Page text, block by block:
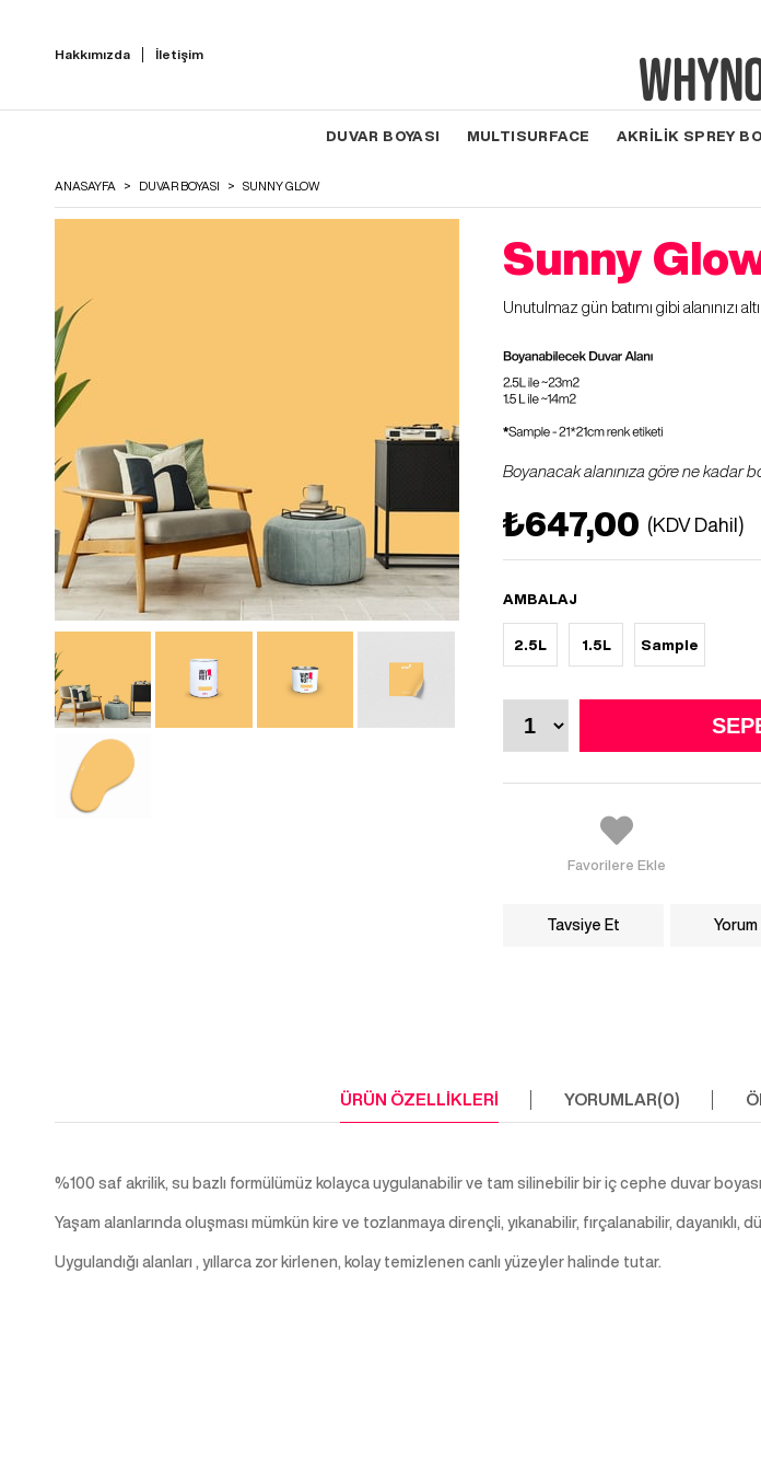
Hakkımızda İletişim
DUVAR BOYASI MULTISURFACE AKRİLİK SPREY
ANASAYFA > DUVAR BOYASI > SUNNY GLOW
Sunny
Unutulmaz gün batımı gibi alanınızı
Boyanacak alanınıza göre ne kadar
₺647,00 (KDV Dahil)
AMBALAJ
2.5L 1.5L Sample
Favorilere Ekle
Tavsiye Et Yorum
ÜRÜN ÖZELLIKLERI YORUMLAR(0)
%100 saf akrilik, su bazlı formülümüz kolayca uygulanabilir ve tam silinebilir bir iç cephe duvar
Yaşam alanlarında oluşması mümkün kire ve tozlanmaya dirençli, yıkanabilir, fırçalanabilir,
Uygulandığı alanları , yıllarca zor kirlenen, kolay temizlenen canlı yüzeyler halinde tutar.